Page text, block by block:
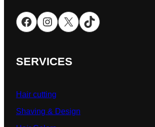
Facebook Instagram X TikTok
SERVICES
Hair cutting
Shaving & Design